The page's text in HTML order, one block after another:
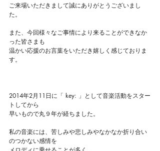
ご来場いただきまして誠にありがとうございまし
た。
また、今回様々なご事情により来ることができなか
った皆さまも
温かい応援のお言葉をいただき嬉しく感じておりま
す。
2014年2月11日に「 key: 」として音楽活動をスター
トしてから
早いもので丸９年が経ちました。
私の音楽には、苦しみや悲しみやなかなか折り合い
のつかない感情を